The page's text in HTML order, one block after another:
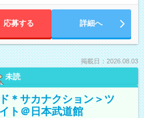
応募する 詳細へ
掲載日：2026.08.03
未読
＊サカナクション＞ツ
ト＠日本武道館